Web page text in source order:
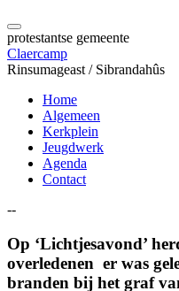
protestantse gemeente
Claercamp
Rinsumageast / Sibrandahûs
Home
Algemeen
Kerkplein
Jeugdwerk
Agenda
Contact
--
Op ‘Lichtjesavond’
overledenen er was
branden bij het graf